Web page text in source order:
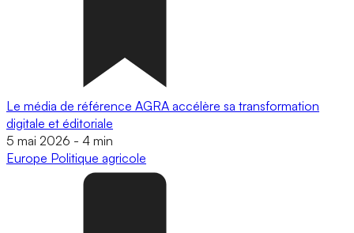
Le média de référence AGRA accélère sa transformation
digitale et éditoriale
5 mai 2026 - 4 min
Europe Politique agricole